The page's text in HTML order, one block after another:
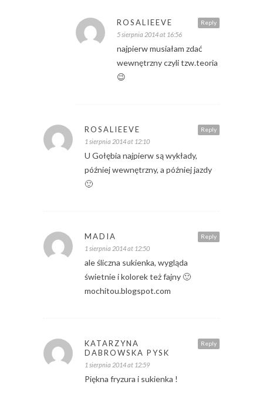
Reply
ROSALIEEVE
5 sierpnia 2014 at 16:56
najpierw musiałam zdać
wewnętrzny czyli tzw.teoria
😉
Reply
ROSALIEEVE
1 sierpnia 2014 at 12:10
U Gołębia najpierw są wykłady,
później wewnętrzny, a później jazdy
🙂
Reply
MADIA
1 sierpnia 2014 at 12:50
ale śliczna sukienka, wygląda
świetnie i kolorek też fajny 🙂
mochitou.blogspot.com
Reply
KATARZYNA
DABROWSKA PYSK
1 sierpnia 2014 at 12:59
Piękna fryzura i sukienka !